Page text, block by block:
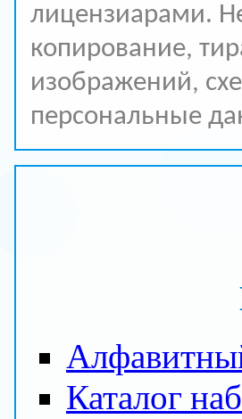
лицензиарами.
копирование,
изображений,
персональные
Каталог